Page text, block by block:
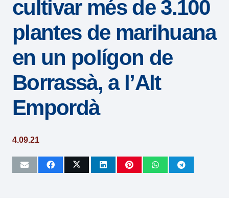
accesibilidad.
cultivar més de 3.100
plantes de marihuana
en un polígon de
Borrassà, a l’Alt
Empordà
4.09.21